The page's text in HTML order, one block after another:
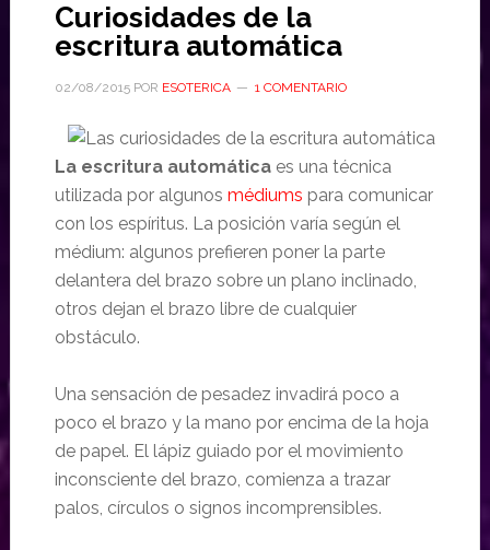
Curiosidades de la
escritura automática
02/08/2015POR ESOTERICA 1 COMENTARIO
La escritura automáticaes una técnica
utilizada por algunos médiums para comunicar
con los espíritus. La posición varía según el
médium: algunos prefieren poner la parte
delantera del brazo sobre un plano inclinado,
otros dejan el brazo libre de cualquier
obstáculo.
Una sensación de pesadez invadirá poco a
poco el brazo y la mano por encima de la hoja
de papel. El lápiz guiado por el movimiento
inconsciente del brazo, comienza a trazar
palos, círculos o signos incomprensibles.